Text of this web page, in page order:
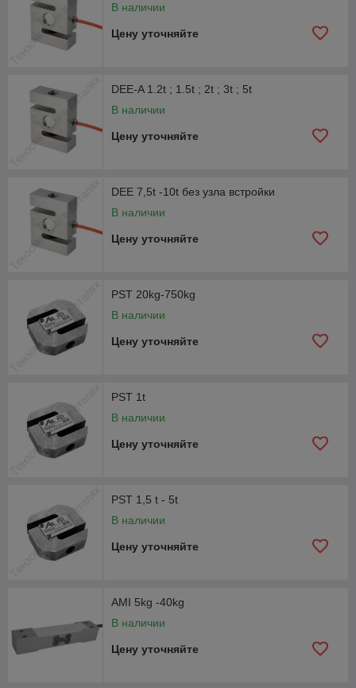
В наличии
Цену уточняйте
DEE-A 1.2t ; 1.5t ; 2t ; 3t ; 5t
В наличии
Цену уточняйте
DEE 7,5t -10t без узла встройки
В наличии
Цену уточняйте
PST 20kg-750kg
В наличии
Цену уточняйте
PST 1t
В наличии
Цену уточняйте
PST 1,5 t - 5t
В наличии
Цену уточняйте
AMI 5kg -40kg
В наличии
Цену уточняйте